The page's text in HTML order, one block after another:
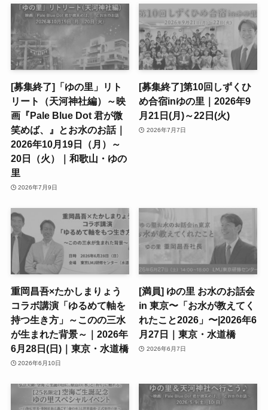
[募集終了]「ゆの里」リト
リート（天河神社編）～映
画『Pale Blue Dot 君が微
笑めば、』とお水のお話｜
2026年10月19日（月）～
20日（火）｜和歌山・ゆの
里
2026年7月9日
[募集終了]第10回しずくひ
め合宿inゆの里｜2026年9
月21日(月)～22日(火)
2026年7月7日
重岡昌吾×たかしまりょう
コラボ講演「ゆるめて軸を
持つ生き方」～このの三水
が生まれた背景～｜2026年
6月28日(日)｜東京・水道橋
2026年6月10日
[満員] ゆの里 お水のお話会
in 東京〜「お水が教えてく
れたこと2026」〜|2026年6
月27日｜東京・水道橋
2026年6月7日